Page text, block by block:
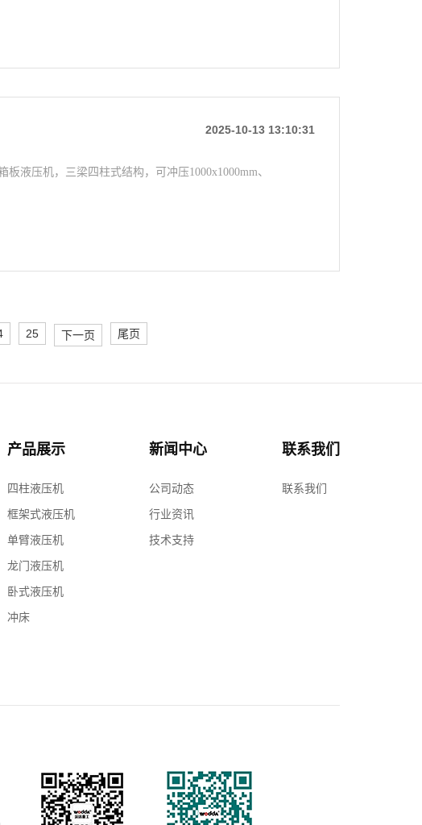
2025-10-13 13:10:31
液压机，三梁四柱式结构，可冲压1000x1000mm、
25 下一页 尾页
产品展示
四柱液压机
框架式液压机
单臂液压机
龙门液压机
卧式液压机
冲床
新闻中心
公司动态
行业资讯
技术支持
联系我们
联系我们